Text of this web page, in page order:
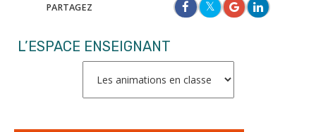
PARTAGEZ
L’ESPACE ENSEIGNANT